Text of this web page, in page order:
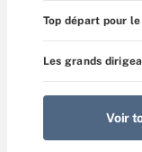
Top départ pour
Les grands
Voir